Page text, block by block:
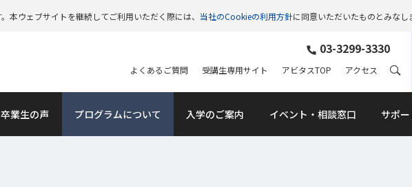
本ウェブサイトを継続してご利用いただく際には、 当社のCookieの利用方針に同意いただいたものとみなし
03-3299-3330
卒業生の声 プログラムについて 入学のご案内 イベント・相談窓口 サポー
よくあるご質問 受講生専用サイト アビタスTOP アクセス